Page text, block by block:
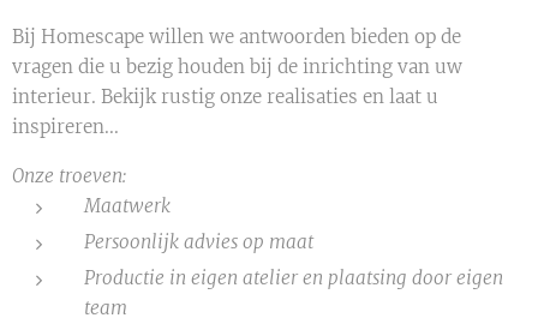
Bij Homescape willen we antwoorden bieden op de
vragen die u bezig houden bij de inrichting van uw
interieur. Bekijk rustig onze realisaties en laat u
inspireren...
Onze troeven:
Maatwerk
Persoonlijk advies op maat
Productie in eigen atelier en plaatsing door eigen
team